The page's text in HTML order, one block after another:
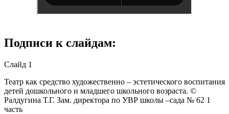
Подписи к слайдам:
Слайд 1
Театр как средство художественно – эстетического воспитания
детей дошкольного и младшего школьного возраста. ©
Ралдугина Т.Г. Зам. директора по УВР школы –сада № 62 1
часть